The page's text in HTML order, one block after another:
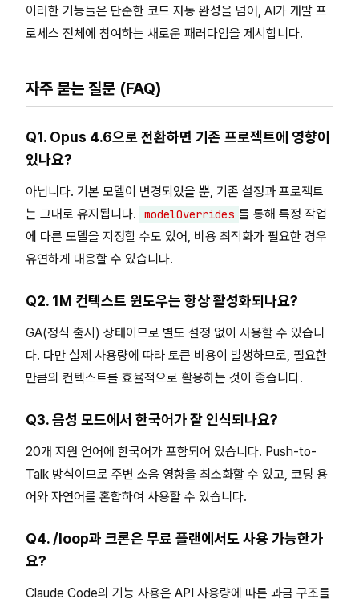
이러한 기능들은 단순한 코드 자동 완성을 넘어, AI가 개발 프
로세스 전체에 참여하는 새로운 패러다임을 제시합니다.
자주 묻는 질문 (FAQ)
Q1. Opus 4.6으로 전환하면 기존 프로젝트에 영향이
있나요?
아닙니다. 기본 모델이 변경되었을 뿐, 기존 설정과 프로젝트
는 그대로 유지됩니다.
modelOverrides 를 통해 특정 작업
에 다른 모델을 지정할 수도 있어, 비용 최적화가 필요한 경우
유연하게 대응할 수 있습니다.
Q2. 1M 컨텍스트 윈도우는 항상 활성화되나요?
GA(정식 출시) 상태이므로 별도 설정 없이 사용할 수 있습니
다. 다만 실제 사용량에 따라 토큰 비용이 발생하므로, 필요한
만큼의 컨텍스트를 효율적으로 활용하는 것이 좋습니다.
Q3. 음성 모드에서 한국어가 잘 인식되나요?
20개 지원 언어에 한국어가 포함되어 있습니다. Push-to-
Talk 방식이므로 주변 소음 영향을 최소화할 수 있고, 코딩 용
어와 자연어를 혼합하여 사용할 수 있습니다.
Q4. /loop과 크론은 무료 플랜에서도 사용 가능한가
요?
Claude Code의 기능 사용은 API 사용량에 따른 과금 구조를